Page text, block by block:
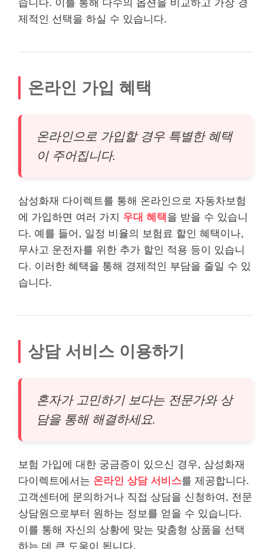
습니다. 이를 통해 다수의 옵션을 비교하고 가장 경
제적인 선택을 하실 수 있습니다.
온라인 가입 혜택
온라인으로 가입할 경우 특별한 혜택
이 주어집니다.
삼성화재 다이렉트를 통해 온라인으로 자동차보험
에 가입하면 여러 가지 우대 혜택을 받을 수 있습니
다. 예를 들어, 일정 비율의 보험료 할인 혜택이나,
무사고 운전자를 위한 추가 할인 적용 등이 있습니
다. 이러한 혜택을 통해 경제적인 부담을 줄일 수 있
습니다.
상담 서비스 이용하기
혼자가 고민하기 보다는 전문가와 상
담을 통해 해결하세요.
보험 가입에 대한 궁금증이 있으신 경우, 삼성화재
다이렉트에서는 온라인 상담 서비스를 제공합니다.
고객센터에 문의하거나 직접 상담을 신청하여, 전문
상담원으로부터 원하는 정보를 얻을 수 있습니다.
이를 통해 자신의 상황에 맞는 맞춤형 상품을 선택
하는 데 큰 도움이 됩니다.